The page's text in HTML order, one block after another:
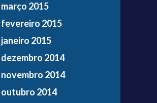
março 2015
fevereiro 2015
janeiro 2015
dezembro 2014
novembro 2014
outubro 2014